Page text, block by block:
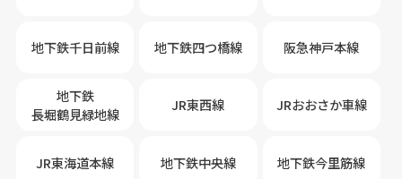
地下鉄千日前線 地下鉄四つ橋線 阪急神戸本線
地下鉄
長堀鶴見緑地線
JR東西線 JRおおさか車線
JR東海道本線 地下鉄中央線 地下鉄今里筋線